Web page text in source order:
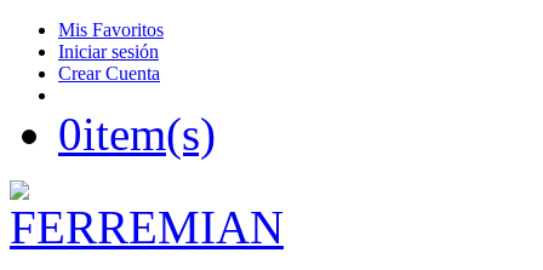
Mis Favoritos
Iniciar sesión
Crear Cuenta
0item(s)